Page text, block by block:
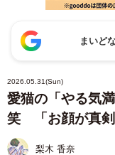
まいど
2026.05.31(Sun)
愛猫の「やる気
笑 「お顔が真剣
梨木 香奈